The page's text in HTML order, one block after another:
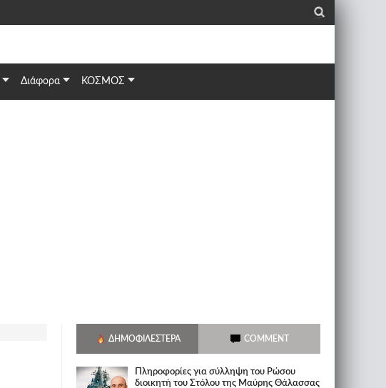
_
Διάφορα ΚΟΣΜΟΣ
ΔΗΜΟΦΙΛΈΣΤΕΡΑ COMMENT
Πληροφορίες για σύλληψη του Ρώσου
διοικητή του Στόλου της Mαύρης Θάλασσας